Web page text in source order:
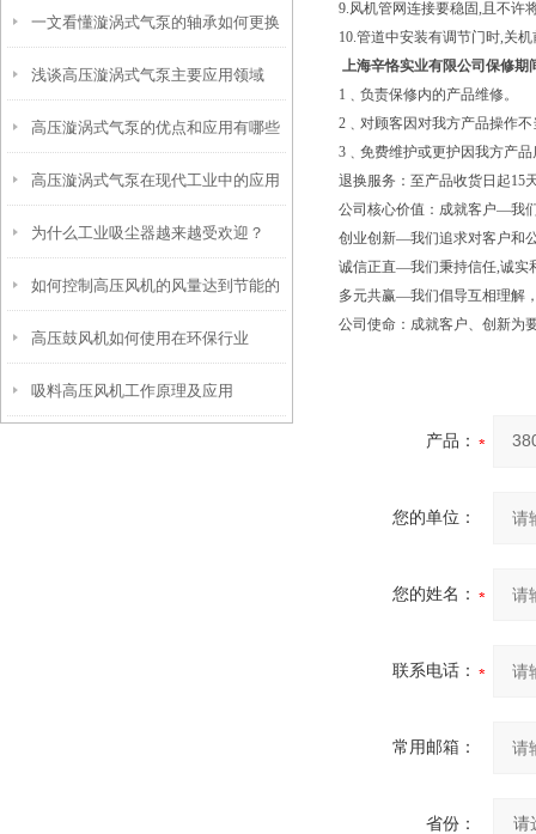
求？
一文看懂漩涡式气泵的轴承如何更换
浅谈高压漩涡式气泵主要应用领域
高压漩涡式气泵的优点和应用有哪些
呢？
高压漩涡式气泵在现代工业中的应用
为什么工业吸尘器越来越受欢迎？
如何控制高压风机的风量达到节能的
效果
高压鼓风机如何使用在环保行业
吸料高压风机工作原理及应用
9.风机管网连接要稳固,且不许
10.管道中安装有调节门时,关
上海辛恪实业有限公司保修期
1﹑负责保修内的产品维修。
2﹑对顾客因对我方产品操作
3﹑免费维护或更护因我方产
退换服务：至产品收货日起15
公司核心价值：成就客户—我
创业创新—我们追求对客户和
诚信正直—我们秉持信任,诚实
多元共赢—我们倡导互相理解
公司使命：成就客户、创新为
产品：
您的单位：
您的姓名：
联系电话：
常用邮箱：
省份：